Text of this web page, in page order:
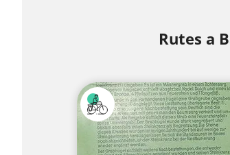
Rutes a